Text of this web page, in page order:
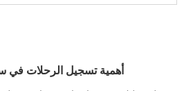
أهمية تسجيل الرحلات في